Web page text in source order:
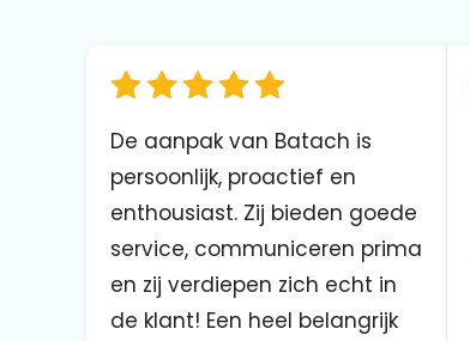
De aanpak van Batach is
persoonlijk, proactief en
enthousiast. Zij bieden goede
service, communiceren prima
en zij verdiepen zich echt in
de klant! Een heel belangrijk